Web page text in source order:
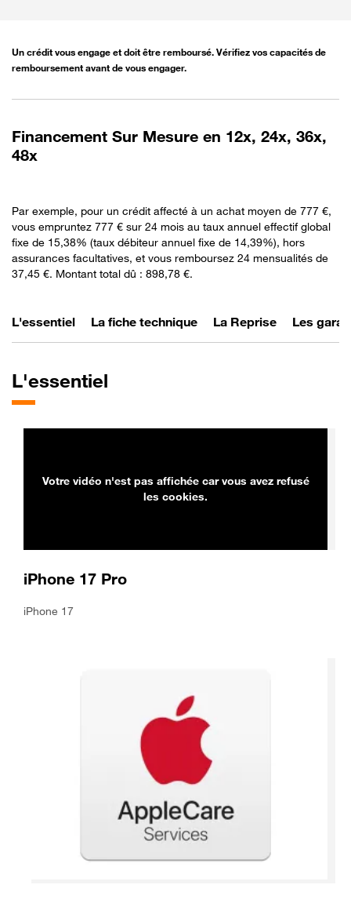
Un crédit vous engage et doit être remboursé. Vérifiez vos capacités de
remboursement avant de vous engager.
Financement Sur Mesure en 12x, 24x, 36x,
48x
Par exemple, pour un crédit affecté à un achat moyen de 777 €,
vous empruntez 777 € sur 24 mois au taux annuel effectif global
fixe de 15,38% (taux débiteur annuel fixe de 14,39%), hors
assurances facultatives, et vous remboursez 24 mensualités de
37,45 €. Montant total dû : 898,78 €.
L'essentiel La fiche technique La Reprise Les
L'essentiel
Votre vidéo n'est pas affichée car vous avez refusé
les cookies.
iPhone 17 Pro
iPhone 17